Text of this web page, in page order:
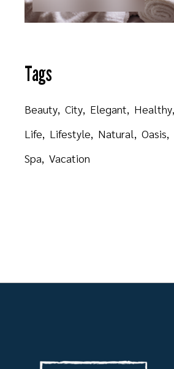
Tags
Beauty City Elegant Healthy
Life
Lifestyle Natural Oasis
Spa Vacation